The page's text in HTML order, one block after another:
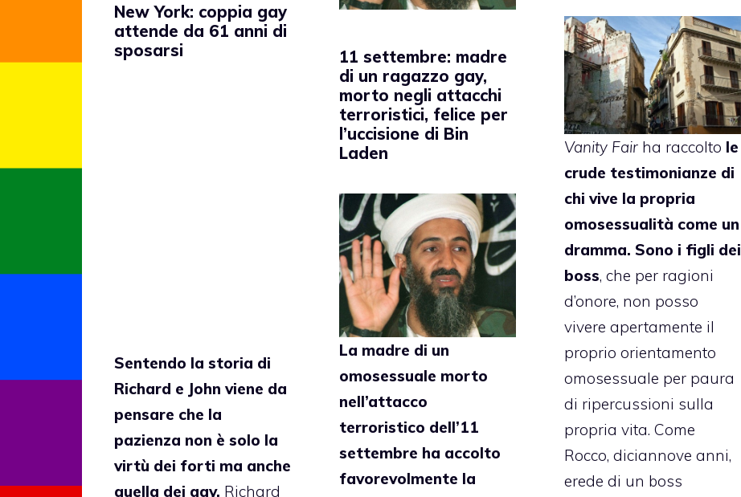
Vanity Fair ha raccolto le
crude testimonianze di
chi vive la propria
omosessualità come un
dramma. Sono i figli dei
boss, che per ragioni
d’onore, non posso
vivere apertamente il
proprio orientamento
omosessuale per paura
di ripercussioni sulla
propria vita. Come
Rocco, diciannove anni,
erede di un boss
New York: coppia gay
attende da 61 anni di
sposarsi
Sentendo la storia di
Richard e John viene da
pensare che la
pazienza non è solo la
virtù dei forti ma anche
quella dei gay. Richard
11 settembre: madre
di un ragazzo gay,
morto negli attacchi
terroristici, felice per
l’uccisione di Bin
Laden
La madre di un
omosessuale morto
nell’attacco
terroristico dell’11
settembre ha accolto
favorevolmente la